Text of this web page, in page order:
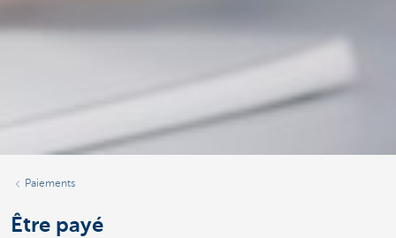
Paiements
Être payé